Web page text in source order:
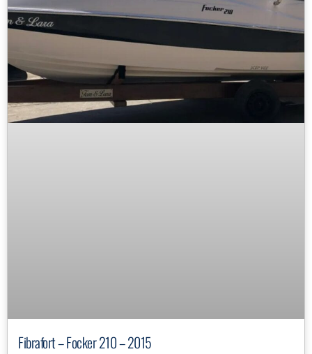
Fibrafort – Focker 210 – 2015